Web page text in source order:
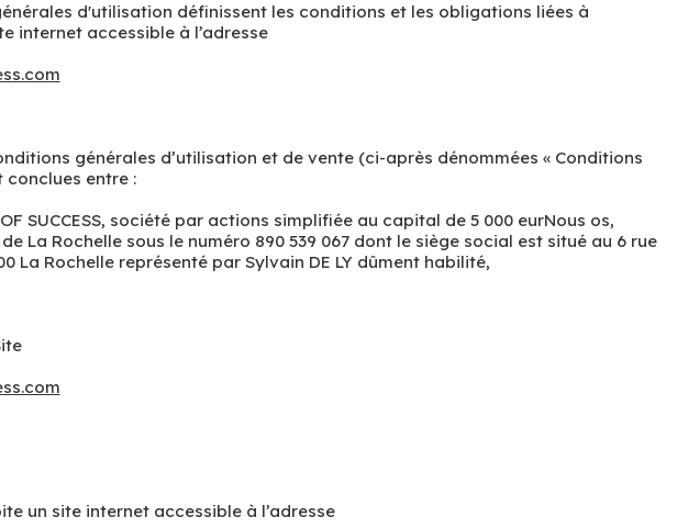
d'utilisation définissent les conditions et les obligations liées à
internet accessible à l’adresse
générales d’utilisation et de vente (ci-après dénommées « Conditions
conclues entre :
SUCCESS, société par actions simplifiée au capital de 5 000 eurNous os,
de La Rochelle sous le numéro 890 539 067 dont le siège social est situé au 6 rue
La Rochelle représenté par Sylvain DE LY dûment habilité,
un site internet accessible à l’adresse